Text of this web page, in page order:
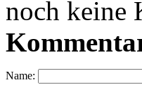
noch keine
Name: